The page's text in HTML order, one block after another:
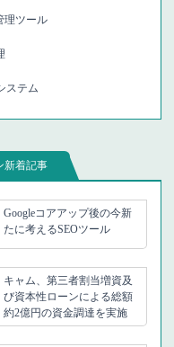
理ツール
ステム
新着記事
Googleコアアップ後の今新
たに考えるSEOツール
キャム、第三者割当増資及
び資本性ローンによる総額
約2億円の資金調達を実施